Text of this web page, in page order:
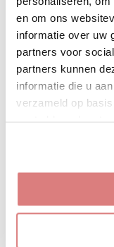
en om ons
informatie over uw
partners voor
partners kunnen
informatie die u
verzameld op